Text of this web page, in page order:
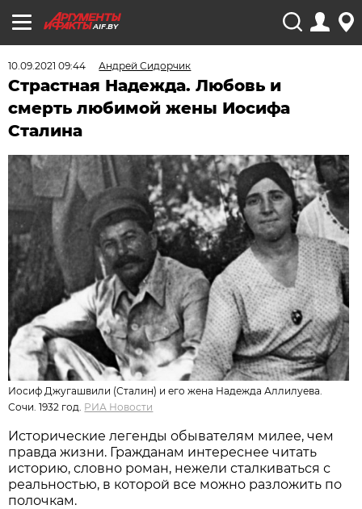
AIF.BY
10.09.2021 09:44 Андрей Сидорчик
Страстная Надежда. Любовь и
смерть любимой жены Иосифа
Сталина
Иосиф Джугашвили (Сталин) и его жена Надежда Аллилуева.
Сочи. 1932 год. РИА Новости
Исторические легенды обывателям милее, чем
правда жизни. Гражданам интереснее читать
историю, словно роман, нежели сталкиваться с
реальностью, в которой все можно разложить по
полочкам.